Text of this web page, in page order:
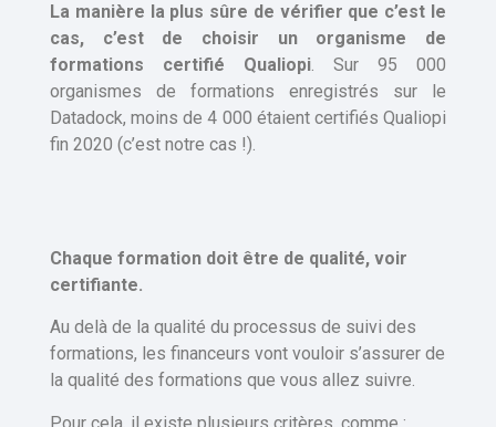
La manière la plus sûre de vérifier que c’est le
cas, c’est de choisir un organisme de
formations certifié Qualiopi. Sur 95 000
organismes de formations enregistrés sur le
Datadock, moins de 4 000 étaient certifiés Qualiopi
fin 2020 (c’est notre cas !).
Chaque formation doit être de qualité, voir
certifiante.
Au delà de la qualité du processus de suivi des
formations, les financeurs vont vouloir s’assurer de
la qualité des formations que vous allez suivre.
Pour cela, il existe plusieurs critères, comme :